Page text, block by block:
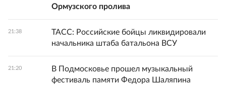
Ормузского пролива
21:38
ТАСС: Российские бойцы ликвидировали
начальника штаба батальона ВСУ
21:20
В Подмосковье прошел музыкальный
фестиваль памяти Федора Шаляпина